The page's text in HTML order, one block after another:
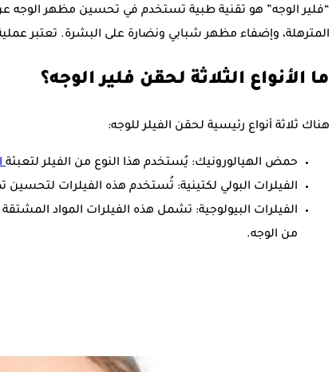
“فلير الوجه” هو تقنية طبية تستخدم في تحسين مظهر الوجه
المترهلة، وإضفاء مظهر شبابي ونضارة على البشرة. تعتبر عملية
ما الأنواع الثلاثة لحقن فلير الوجه؟
هناك ثلاثة أنواع رئيسية لحقن الفيلر للوجه:
حمض الهيالورونيك: يُستخدم هذا النوع من الفيلر لتعبئة
الفيلرات البولي لكتينية: تُستخدم هذه الفيلرات
الفيلرات البيولوجية: تشمل هذه الفيلرات المواد
من الوجه.